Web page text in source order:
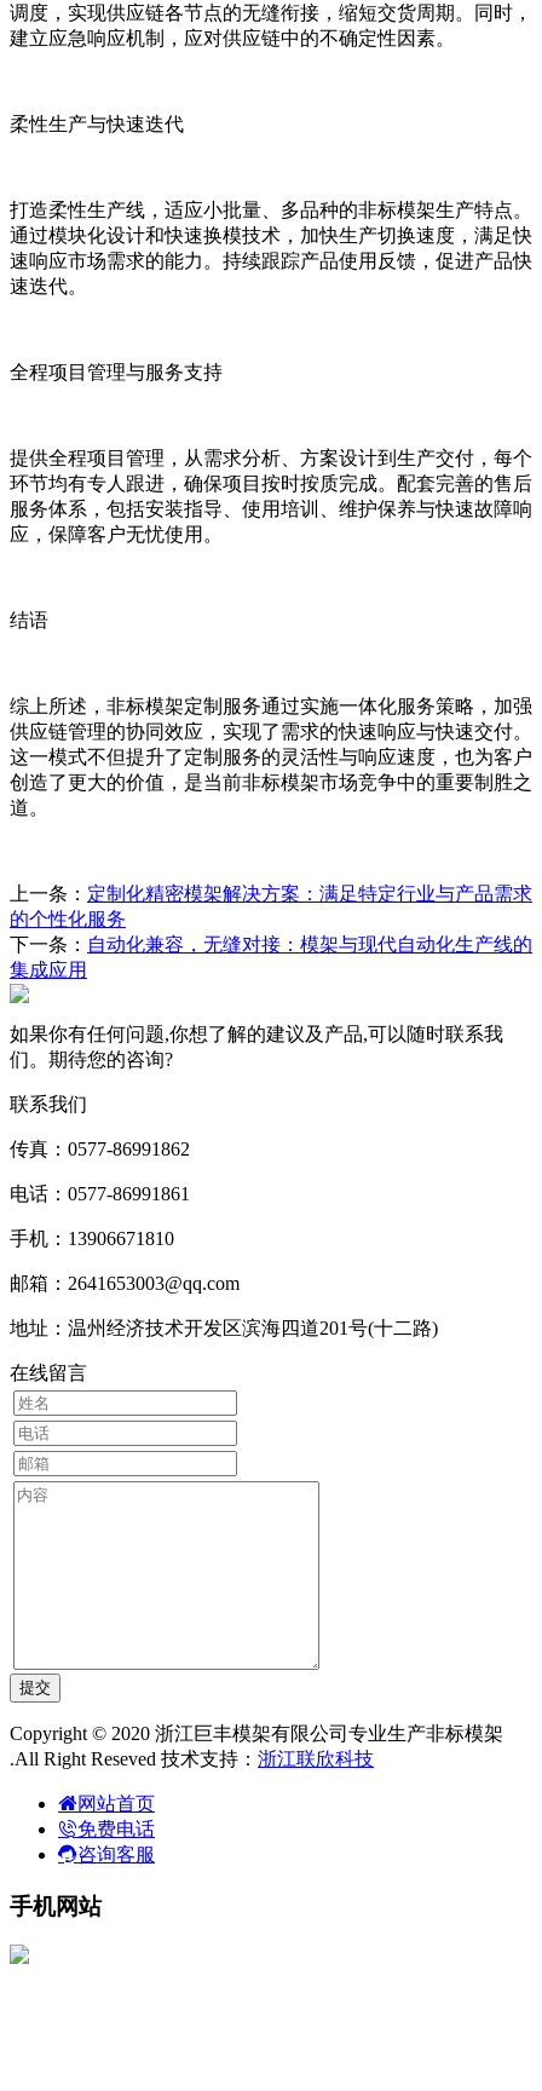
调度，实现供应链各节点的无缝衔接，缩短交货周期。同时，
建立应急响应机制，应对供应链中的不确定性因素。
柔性生产与快速迭代
打造柔性生产线，适应小批量、多品种的非标模架生产特点。
通过模块化设计和快速换模技术，加快生产切换速度，满足快
速响应市场需求的能力。持续跟踪产品使用反馈，促进产品快
速迭代。
全程项目管理与服务支持
提供全程项目管理，从需求分析、方案设计到生产交付，每个
环节均有专人跟进，确保项目按时按质完成。配套完善的售后
服务体系，包括安装指导、使用培训、维护保养与快速故障响
应，保障客户无忧使用。
结语
综上所述，非标模架定制服务通过实施一体化服务策略，加强
供应链管理的协同效应，实现了需求的快速响应与快速交付。
这一模式不但提升了定制服务的灵活性与响应速度，也为客户
创造了更大的价值，是当前非标模架市场竞争中的重要制胜之
道。
上一条： 定制化精密模架解决方案：满足特定行业与产品需求
的个性化服务
下一条： 自动化兼容，无缝对接：模架与现代自动化生产线的
集成应用
如果你有任何问题,你想了解的建议及产品,可以随时联系我
们。期待您的咨询?
联系我们
传真：0577-86991862
电话：0577-86991861
手机：13906671810
邮箱：2641653003@qq.com
地址：温州经济技术开发区滨海四道201号(十二路)
在线留言
Copyright © 2020 浙江巨丰模架有限公司专业生产非标模架
.All Right Reseved 技术支持： 浙江联欣科技
网站首页
免费电话
咨询客服
手机网站